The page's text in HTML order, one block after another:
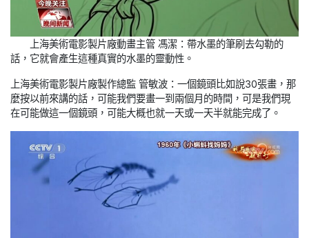
上海美術電影製片廠動畫主管 馮潔：帶水墨的筆刷去勾勒的
話，它就會產生這種真實的水墨的靈動性。
上海美術電影製片廠製作總監 管敏波：一個鏡頭比如說30張畫，那
麼按以前來講的話，可能我們要畫一到兩個月的時間，可是我們現
在可能做這一個鏡頭，可能大概也就一天或一天半就能完成了。